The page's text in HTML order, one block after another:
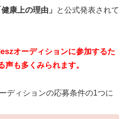
健康上の理由」
と公式発表されて
オーディションに参加するた
声も多くみられます。
ディションの応募条件の1つに